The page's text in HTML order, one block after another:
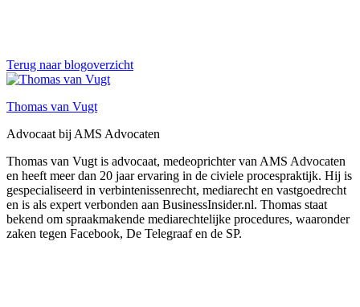
Terug naar blogoverzicht
Thomas van Vugt
Advocaat bij AMS Advocaten
Thomas van Vugt is advocaat, medeoprichter van AMS Advocaten
en heeft meer dan 20 jaar ervaring in de civiele procespraktijk. Hij is
gespecialiseerd in verbintenissenrecht, mediarecht en vastgoedrecht
en is als expert verbonden aan BusinessInsider.nl. Thomas staat
bekend om spraakmakende mediarechtelijke procedures, waaronder
zaken tegen Facebook, De Telegraaf en de SP.